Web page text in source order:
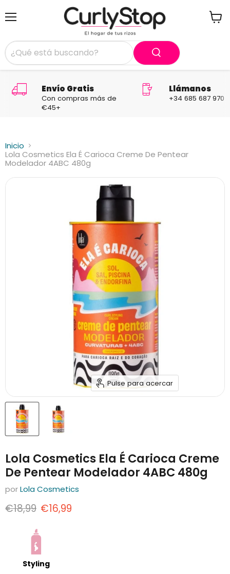
Envío Gratis
Con compras más de
€45+
Llámanos
+34 685 687 970
Inicio
Lola Cosmetics Ela É Carioca Creme De Pentear
Modelador 4ABC 480g
Pulse para acercar
Lola Cosmetics Ela É Carioca Creme
De Pentear Modelador 4ABC 480g
porLola Cosmetics
Precio original
€18,99 Precio actual
€16,99
Styling